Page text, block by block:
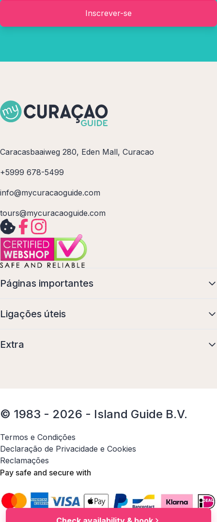
Inscrever-se
Caracasbaaiweg 280, Eden Mall, Curacao
+5999 678-5499
info@mycuracaoguide.com
tours@mycuracaoguide.com
Páginas importantes
Ligações úteis
Extra
© 1983 - 2026 - Island Guide B.V.
Termos e Condições
Declaração de Privacidade e Cookies
Reclamações
Pay safe and secure with